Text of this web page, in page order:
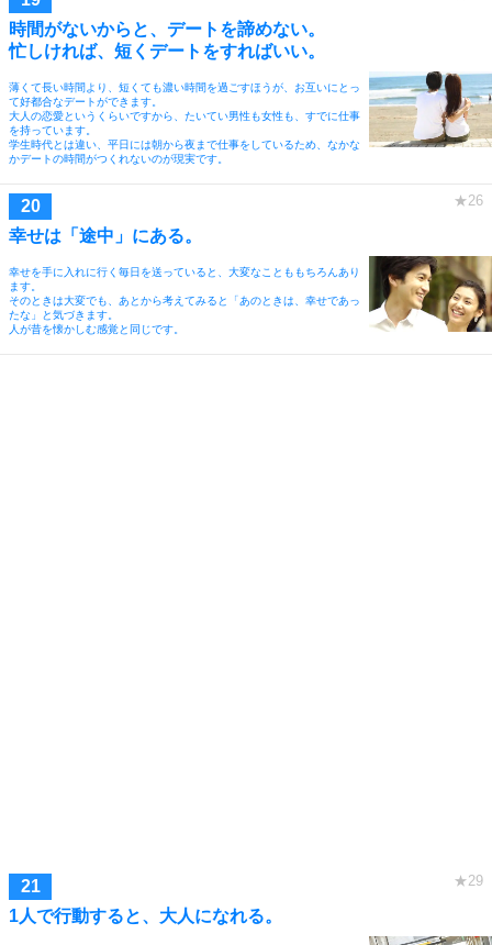
時間がないからと、デートを諦めない。
忙しければ、短くデートをすればいい。
薄くて長い時間より、短くても濃い時間を過ごすほうが、お互いにとっ
て好都合なデートができます。
大人の恋愛というくらいですから、たいてい男性も女性も、すでに仕事
を持っています。
学生時代とは違い、平日には朝から夜まで仕事をしているため、なかな
かデートの時間がつくれないのが現実です。
幸せは「途中」にある。
幸せを手に入れに行く毎日を送っていると、大変なことももちろんあり
ます。
そのときは大変でも、あとから考えてみると「あのときは、幸せであっ
たな」と気づきます。
人が昔を懐かしむ感覚と同じです。
1人で行動すると、大人になれる。